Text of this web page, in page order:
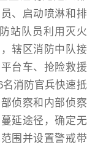
、启动喷淋和排
站队员利用灭火
辖区消防中队接
台车、抢险救援
消防官兵快速抵
侦察和内部侦察
延途径，确定无
围并设置警戒带